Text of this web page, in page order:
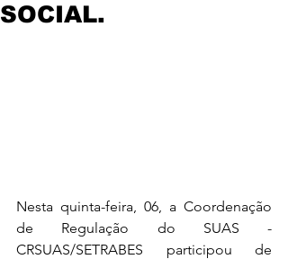
SOCIAL.
Nesta quinta-feira, 06, a Coordenação
de Regulação do SUAS -
CRSUAS/SETRABES participou de